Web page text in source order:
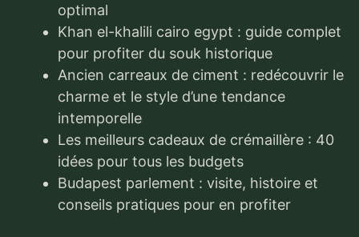
optimal
Khan el-khalili cairo egypt : guide complet
pour profiter du souk historique
Ancien carreaux de ciment : redécouvrir le
charme et le style d’une tendance
intemporelle
Les meilleurs cadeaux de crémaillère : 40
idées pour tous les budgets
Budapest parlement : visite, histoire et
conseils pratiques pour en profiter